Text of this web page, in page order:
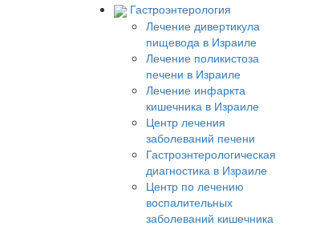
Гастроэнтерология
Лечение дивертикула
пищевода в Израиле
Лечение поликистоза
печени в Израиле
Лечение инфаркта
кишечника в Израиле
Центр лечения
заболеваний печени
Гастроэнтерологическая
диагностика в Израиле
Центр по лечению
воспалительных
заболеваний кишечника